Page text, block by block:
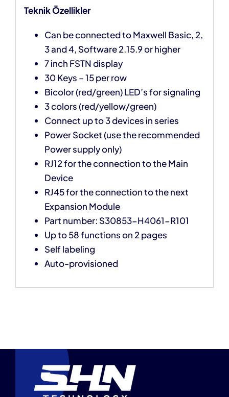
Teknik Özellikler
Can be connected to Maxwell Basic, 2,
3 and 4, Software 2.15.9 or higher
7 inch FSTN display
30 Keys – 15 per row
Bicolor (red/green) LED’s for signaling
3 colors (red/yellow/green)
Connect up to 3 devices in series
Power Socket (use the recommended
Power supply only)
RJ12 for the connection to the Main
Device
RJ45 for the connection to the next
Expansion Module
Part number: S30853-H4061-R101
Up to 58 functions on 2 pages
Self labeling
Auto-provisioned